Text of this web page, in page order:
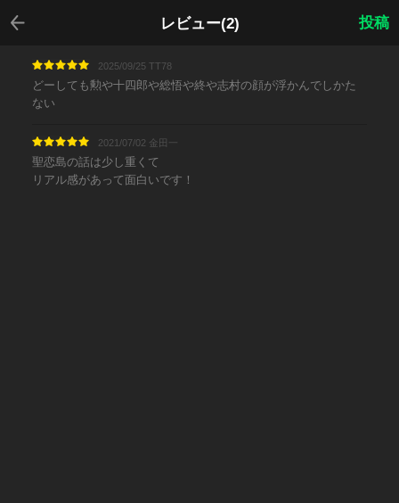
レビュー(2)
戻る
投稿
2025/09/25 TT78
どーしても勲や十四郎や総悟や終や志村の顔が浮かんでしかた
ない
2021/07/02 金田一
聖恋島の話は少し重くて
リアル感があって面白いです！